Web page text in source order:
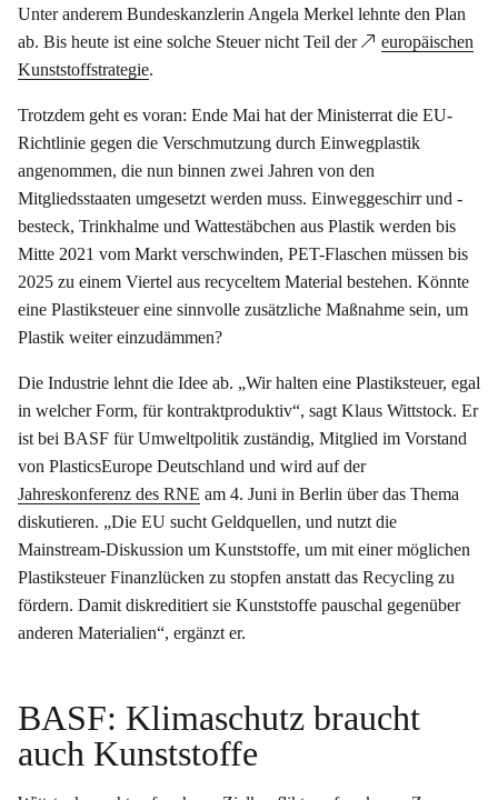
Unter anderem Bundeskanzlerin Angela Merkel lehnte den Plan
ab. Bis heute ist eine solche Steuer nicht Teil der
europäischen
Kunststoffstrategie.
Trotzdem geht es voran: Ende Mai hat der Ministerrat die EU-
Richtlinie gegen die Verschmutzung durch Einwegplastik
angenommen, die nun binnen zwei Jahren von den
Mitgliedsstaaten umgesetzt werden muss. Einweggeschirr und -
besteck, Trinkhalme und Wattestäbchen aus Plastik werden bis
Mitte 2021 vom Markt verschwinden, PET-Flaschen müssen bis
2025 zu einem Viertel aus recyceltem Material bestehen. Könnte
eine Plastiksteuer eine sinnvolle zusätzliche Maßnahme sein, um
Plastik weiter einzudämmen?
Die Industrie lehnt die Idee ab. „Wir halten eine Plastiksteuer, egal
in welcher Form, für kontraktproduktiv“, sagt Klaus Wittstock. Er
ist bei BASF für Umweltpolitik zuständig, Mitglied im Vorstand
von PlasticsEurope Deutschland und wird auf der
Jahreskonferenz des RNE am 4. Juni in Berlin über das Thema
diskutieren. „Die EU sucht Geldquellen, und nutzt die
Mainstream-Diskussion um Kunststoffe, um mit einer möglichen
Plastiksteuer Finanzlücken zu stopfen anstatt das Recycling zu
fördern. Damit diskreditiert sie Kunststoffe pauschal gegenüber
anderen Materialien“, ergänzt er.
BASF: Klimaschutz braucht
auch Kunststoffe